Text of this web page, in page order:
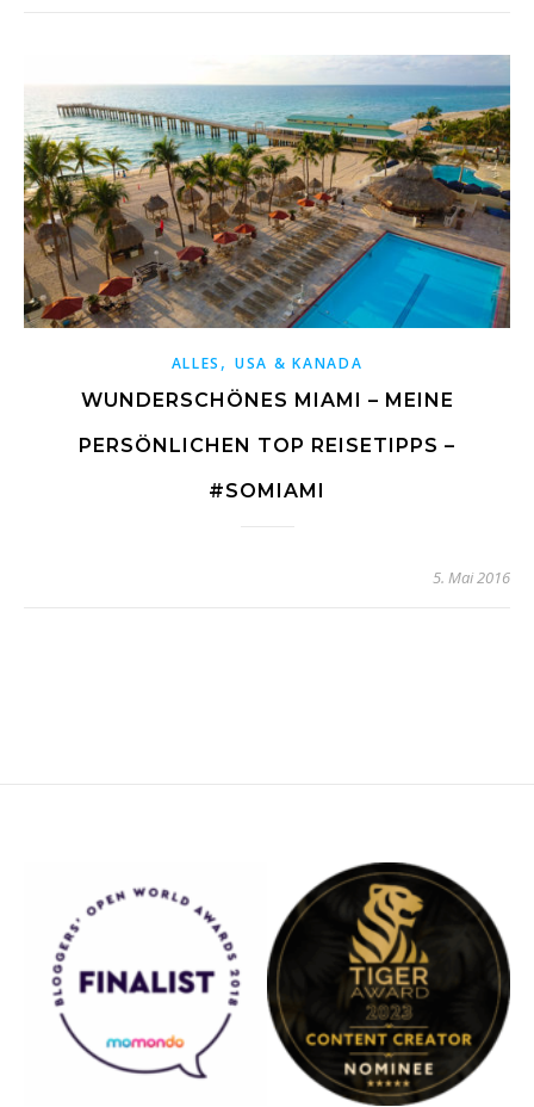
ALLES ,USA & KANADA
WUNDERSCHÖNES MIAMI – MEINE
PERSÖNLICHEN TOP REISETIPPS –
#SOMIAMI
5. Mai 2016